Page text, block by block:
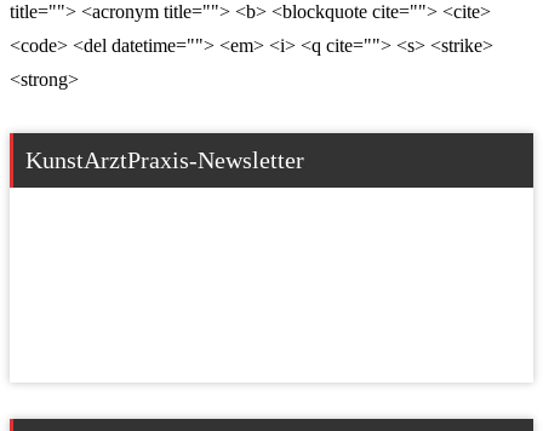
title=""> <acronym title=""> <b> <blockquote cite=""> <cite>
<code> <del datetime=""> <em> <i> <q cite=""> <s> <strike>
<strong>
KunstArztPraxis-Newsletter